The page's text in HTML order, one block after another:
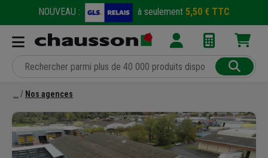
NOUVEAU : à seulement 5,50 € TTC
Nos agences